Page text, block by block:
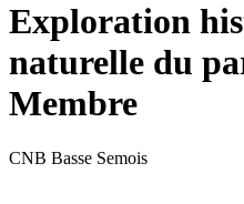
Exploration
naturelle du
Membre
CNB Basse Semois